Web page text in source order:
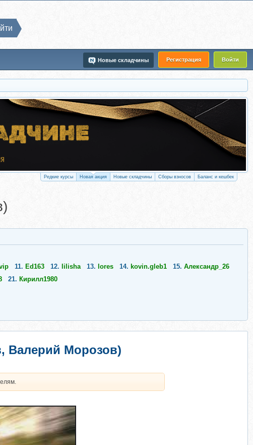
Регистрация Войти
Новые складчины
Редкие курсы Новая акция Новые складчины Сборы взносов Баланс и кешбек
11. Ed163 12. lilisha 13. lores 14. kovin.gleb1 15. Александр_26
21. Кирилл1980
Валерий Морозов)